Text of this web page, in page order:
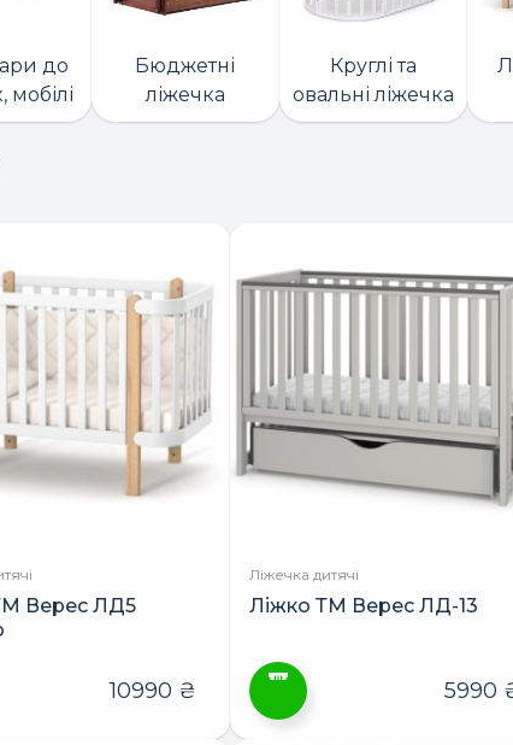
до
мобілі
Бюджетні
ліжечка
Круглі та
овальні ліжечка
Верес ЛД5
10990 ₴
Ліжечка дитячі
Ліжко ТМ Верес ЛД-13
5990